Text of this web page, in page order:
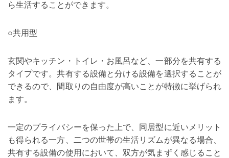
ら生活することができます。
○共用型
玄関やキッチン・トイレ・お風呂など、一部分を共有する
タイプです。共有する設備と分ける設備を選択することが
できるので、間取りの自由度が高いことが特徴に挙げられ
ます。
一定のプライバシーを保った上で、同居型に近いメリット
も得られる一方、二つの世帯の生活リズムが異なる場合、
共有する設備の使用において、双方が気まずく感じること